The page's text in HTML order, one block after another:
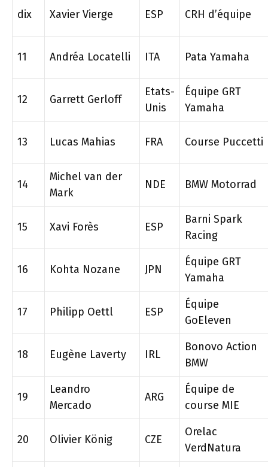
dix Xavier Vierge ESP CRH d’équipe
11 Andréa Locatelli ITA Pata Yamaha
12 Garrett Gerloff
Etats-
Unis
Équipe GRT
Yamaha
13 Lucas Mahias FRA Course Puccetti
14
Michel van der
Mark
NDE BMW Motorrad
15 Xavi Forès ESP
Barni Spark
Racing
16 Kohta Nozane JPN
Équipe GRT
Yamaha
17 Philipp Oettl ESP
Équipe
GoEleven
18 Eugène Laverty IRL
Bonovo Action
BMW
19
Leandro
Mercado
ARG
Équipe de
course MIE
20 Olivier König CZE
Orelac
VerdNatura